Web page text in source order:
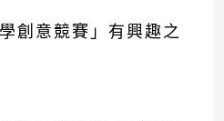
創意競賽」有興趣之